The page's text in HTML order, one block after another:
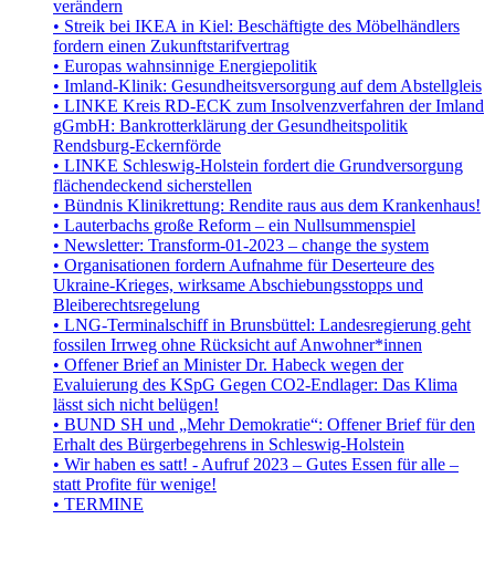
verändern
• Streik bei IKEA in Kiel: Beschäftigte des Möbelhändlers
fordern einen Zukunftstarifvertrag
• Europas wahnsinnige Energiepolitik
• Imland-Klinik: Gesundheitsversorgung auf dem Abstellgleis
• LINKE Kreis RD-ECK zum Insolvenzverfahren der Imland
gGmbH: Bankrotterklärung der Gesundheitspolitik
Rendsburg-Eckernförde
• LINKE Schleswig-Holstein fordert die Grundversorgung
flächendeckend sicherstellen
• Bündnis Klinikrettung: Rendite raus aus dem Krankenhaus!
• Lauterbachs große Reform – ein Nullsummenspiel
• Newsletter: Transform-01-2023 – change the system
• Organisationen fordern Aufnahme für Deserteure des
Ukraine-Krieges, wirksame Abschiebungsstopps und
Bleiberechtsregelung
• LNG-Terminalschiff in Brunsbüttel: Landesregierung geht
fossilen Irrweg ohne Rücksicht auf Anwohner*innen
• Offener Brief an Minister Dr. Habeck wegen der
Evaluierung des KSpG Gegen CO2-Endlager: Das Klima
lässt sich nicht belügen!
• BUND SH und „Mehr Demokratie“: Offener Brief für den
Erhalt des Bürgerbegehrens in Schleswig-Holstein
• Wir haben es satt! - Aufruf 2023 – Gutes Essen für alle –
statt Profite für wenige!
• TERMINE